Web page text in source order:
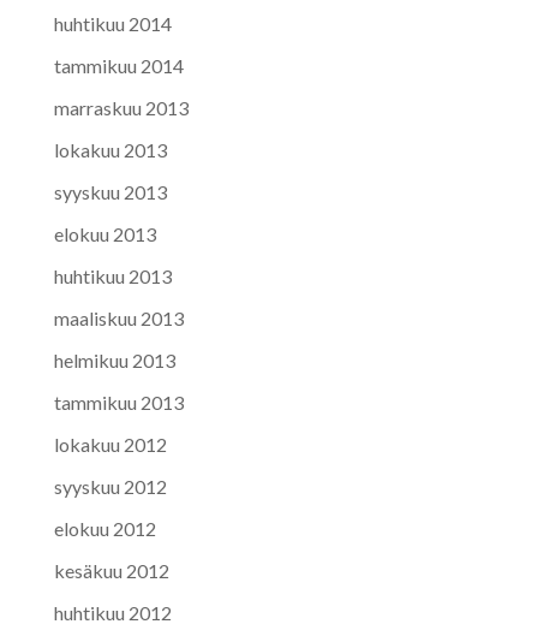
huhtikuu 2014
tammikuu 2014
marraskuu 2013
lokakuu 2013
syyskuu 2013
elokuu 2013
huhtikuu 2013
maaliskuu 2013
helmikuu 2013
tammikuu 2013
lokakuu 2012
syyskuu 2012
elokuu 2012
kesäkuu 2012
huhtikuu 2012